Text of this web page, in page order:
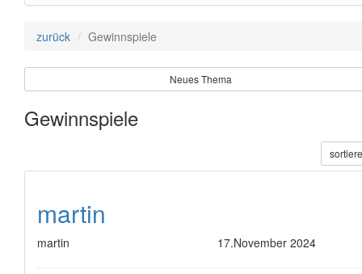
zurück Gewinnspiele
Neues Thema
Gewinnspiele
martin
martin 17.November 2024